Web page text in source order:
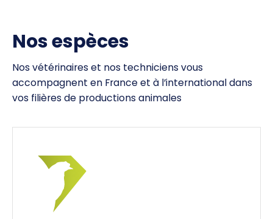
Nos espèces
Nos vétérinaires et nos techniciens vous
accompagnent en France et à l’international dans
vos filières de productions animales